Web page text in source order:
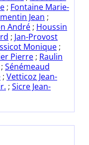
; Fontaine Marie-
Jean ;
André ; Houssin
; Jan-Provost
Monique ;
Pierre ; Raulin
; Sénémeaud
; Vetticoz Jean-
; Sicre Jean-